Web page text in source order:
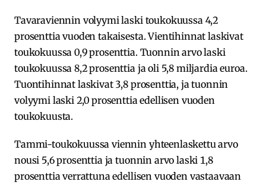
Tavaraviennin volyymi laski toukokuussa 4,2
prosenttia vuoden takaisesta. Vientihinnat laskivat
toukokuussa 0,9 prosenttia. Tuonnin arvo laski
toukokuussa 8,2 prosenttia ja oli 5,8 miljardia euroa.
Tuontihinnat laskivat 3,8 prosenttia, ja tuonnin
volyymi laski 2,0 prosenttia edellisen vuoden
toukokuusta.
Tammi-toukokuussa viennin yhteenlaskettu arvo
nousi 5,6 prosenttia ja tuonnin arvo laski 1,8
prosenttia verrattuna edellisen vuoden vastaavaan